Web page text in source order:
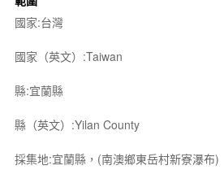
國家:台灣
國家（英文）:Taiwan
縣:宜蘭縣
縣（英文）:Yilan County
採集地:宜蘭縣，(南澳鄉東岳村新寮瀑布)